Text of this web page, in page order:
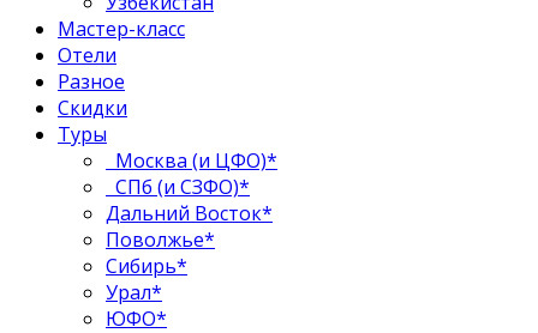
Мастер-класс
Отели
Разное
Скидки
Туры
Москва (и ЦФО)*
СПб (и СЗФО)*
Дальний Восток*
Поволжье*
Сибирь*
Урал*
ЮФО*